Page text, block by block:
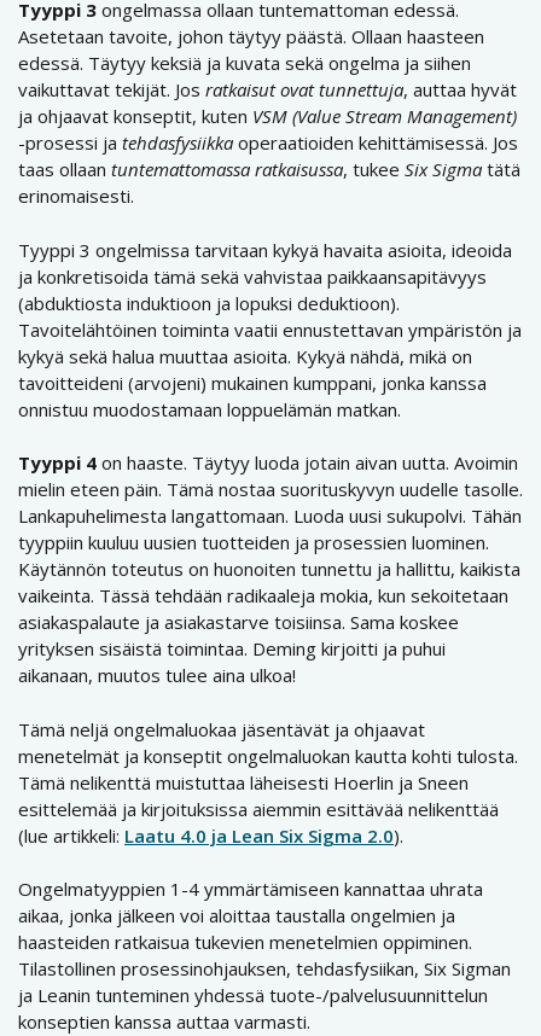
Tyyppi 3 ongelmassa ollaan tuntemattoman edessä.
Asetetaan tavoite, johon täytyy päästä. Ollaan haasteen
edessä. Täytyy keksiä ja kuvata sekä ongelma ja siihen
vaikuttavat tekijät. Jos ratkaisut ovat tunnettuja, auttaa hyvät
ja ohjaavat konseptit, kuten VSM (Value Stream Management)
-prosessi ja tehdasfysiikka operaatioiden kehittämisessä. Jos
taas ollaan tuntemattomassa ratkaisussa, tukee Six Sigma tätä
erinomaisesti.
Tyyppi 3 ongelmissa tarvitaan kykyä havaita asioita, ideoida
ja konkretisoida tämä sekä vahvistaa paikkaansapitävyys
(abduktiosta induktioon ja lopuksi deduktioon).
Tavoitelähtöinen toiminta vaatii ennustettavan ympäristön ja
kykyä sekä halua muuttaa asioita. Kykyä nähdä, mikä on
tavoitteideni (arvojeni) mukainen kumppani, jonka kanssa
onnistuu muodostamaan loppuelämän matkan.
Tyyppi 4 on haaste. Täytyy luoda jotain aivan uutta. Avoimin
mielin eteen päin. Tämä nostaa suorituskyvyn uudelle tasolle.
Lankapuhelimesta langattomaan. Luoda uusi sukupolvi. Tähän
tyyppiin kuuluu uusien tuotteiden ja prosessien luominen.
Käytännön toteutus on huonoiten tunnettu ja hallittu, kaikista
vaikeinta. Tässä tehdään radikaaleja mokia, kun sekoitetaan
asiakaspalaute ja asiakastarve toisiinsa. Sama koskee
yrityksen sisäistä toimintaa. Deming kirjoitti ja puhui
aikanaan, muutos tulee aina ulkoa!
Tämä neljä ongelmaluokaa jäsentävät ja ohjaavat
menetelmät ja konseptit ongelmaluokan kautta kohti tulosta.
Tämä nelikenttä muistuttaa läheisesti Hoerlin ja Sneen
esittelemää ja kirjoituksissa aiemmin esittävää nelikenttää
(lue artikkeli: Laatu 4.0 ja Lean Six Sigma 2.0).
Ongelmatyyppien 1-4 ymmärtämiseen kannattaa uhrata
aikaa, jonka jälkeen voi aloittaa taustalla ongelmien ja
haasteiden ratkaisua tukevien menetelmien oppiminen.
Tilastollinen prosessinohjauksen, tehdasfysiikan, Six Sigman
ja Leanin tunteminen yhdessä tuote-/palvelusuunnittelun
konseptien kanssa auttaa varmasti.